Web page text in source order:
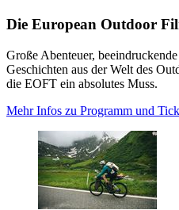
Die European Outdoor
Große Abenteuer,
Geschichten aus der Welt des
die EOFT ein absolutes Muss.
Mehr Infos zu Programm und